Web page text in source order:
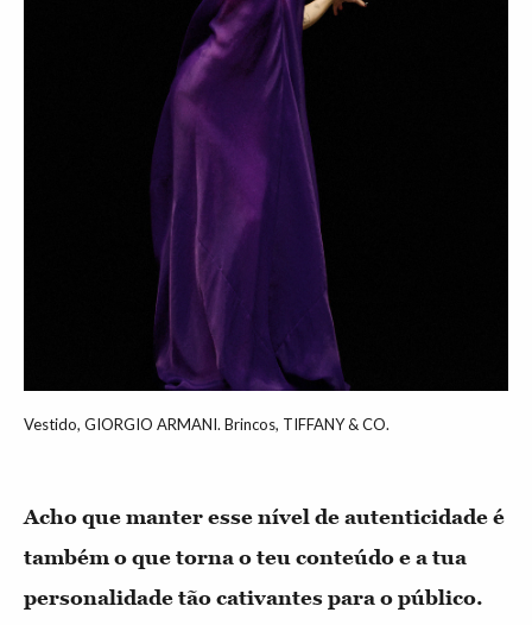
Vestido, GIORGIO ARMANI. Brincos, TIFFANY & CO.
Acho que manter esse nível de autenticidade é
também o que torna o teu conteúdo e a tua
personalidade tão cativantes para o público.